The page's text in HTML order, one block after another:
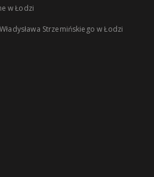
w Łodzi
Strzemińskiego w Łodzi